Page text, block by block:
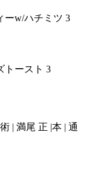
ーw/ハチミツ 3
トースト 3
| 満尾 正 |本 | 通